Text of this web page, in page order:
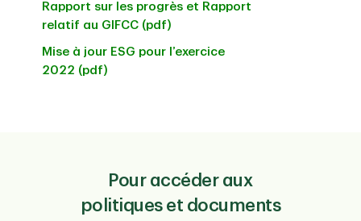
Rapport sur les progrès et Rapport
relatif au GIFCC (pdf)
Mise à jour ESG pour l’exercice
2022 (pdf)
Pour accéder aux
politiques et documents